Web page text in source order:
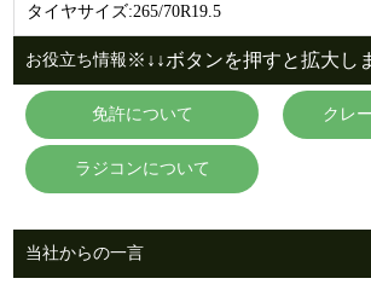
タイヤサイズ:265/70R19.5
お役立ち情報 ※↓↓ボタンを押すと拡大し
免許について クレ
ラジコンについて
当社からの一言